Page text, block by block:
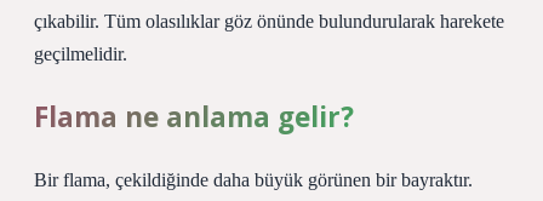
çıkabilir. Tüm olasılıklar göz önünde bulundurularak harekete
geçilmelidir.
Flama ne anlama gelir?
Bir flama, çekildiğinde daha büyük görünen bir bayraktır.